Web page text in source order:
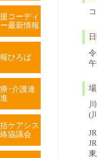
コーディ
最新情報
ひろば
･介護連
ケアシス
協議会
(